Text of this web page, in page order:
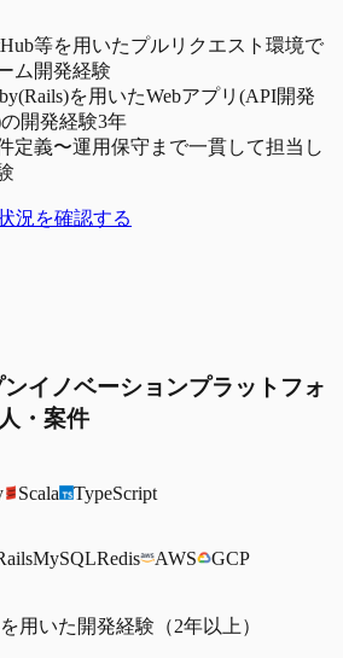
等を用いたプルリクエスト環境で
ム開発経験
を用いたWebアプリ(API開発
開発経験3年
定義〜運用保守まで一貫して担当し
況を確認する
ンイノベーションプラットフォ
・案件
Scala TypeScript
MySQLRedis AWS GCP
用いた開発経験（2年以上）